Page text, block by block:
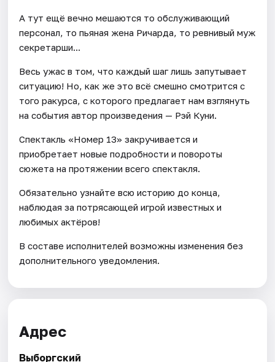
А тут ещё вечно мешаются то обслуживающий
персонал, то пьяная жена Ричарда, то ревнивый муж
секретарши...
Весь ужас в том, что каждый шаг лишь запутывает
ситуацию! Но, как же это всё смешно смотрится с
того ракурса, с которого предлагает нам взглянуть
на события автор произведения — Рэй Куни.
Спектакль «Номер 13» закручивается и
приобретает новые подробности и повороты
сюжета на протяжении всего спектакля.
Обязательно узнайте всю историю до конца,
наблюдая за потрясающей игрой известных и
любимых актёров!
В составе исполнителей возможны изменения без
дополнительного уведомления.
Адрес
Выборгский